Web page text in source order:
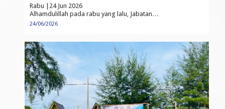
Rabu |24 Jun 2026
Alhamdulillah pada rabu yang lalu, Jabatan…
24/06/2026